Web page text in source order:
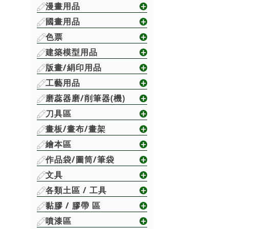
漫畫用品
國畫用品
色票
建築模型用品
版畫/絹印用品
工藝用品
磨蕊器磨/削筆器(機)
刀具區
畫板/畫布/畫架
繪本區
作品袋/圖筒/筆袋
文具
各類土區 / 工具
黏膠 / 膠帶 區
噴漆區